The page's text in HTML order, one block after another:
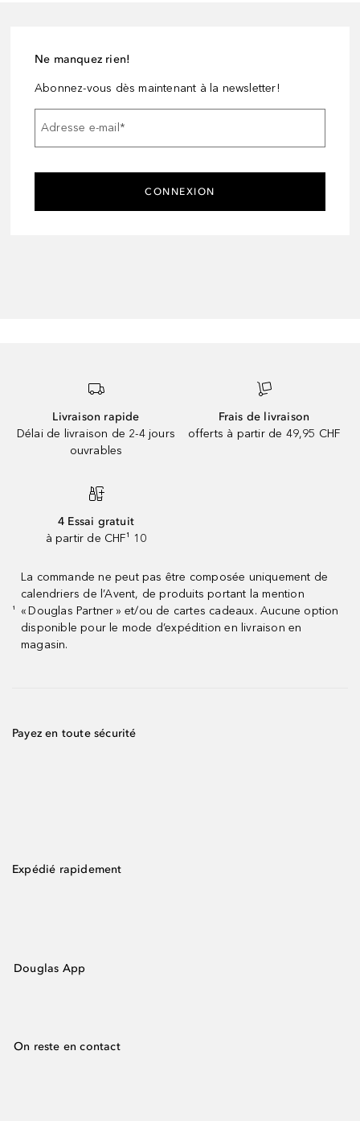
Ne manquez rien!
Abonnez-vous dès maintenant à la newsletter!
Adresse e-mail*
CONNEXION
Livraison rapide
Délai de livraison de 2-4 jours
ouvrables
Frais de livraison
offerts à partir de 49,95 CHF
4 Essai gratuit
à partir de CHF¹ 10
¹
La commande ne peut pas être composée uniquement de
calendriers de l’Avent, de produits portant la mention
« Douglas Partner » et/ou de cartes cadeaux. Aucune option
disponible pour le mode d’expédition en livraison en
magasin.
Payez en toute sécurité
Expédié rapidement
Douglas App
On reste en contact